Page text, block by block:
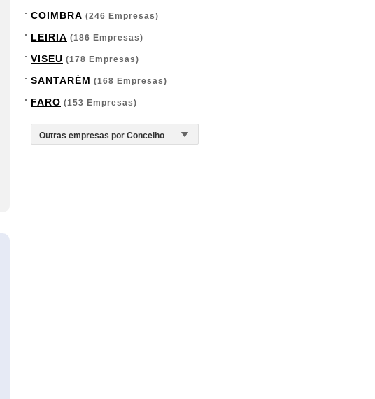
COIMBRA (246 Empresas)
LEIRIA (186 Empresas)
VISEU (178 Empresas)
SANTARÉM (168 Empresas)
FARO (153 Empresas)